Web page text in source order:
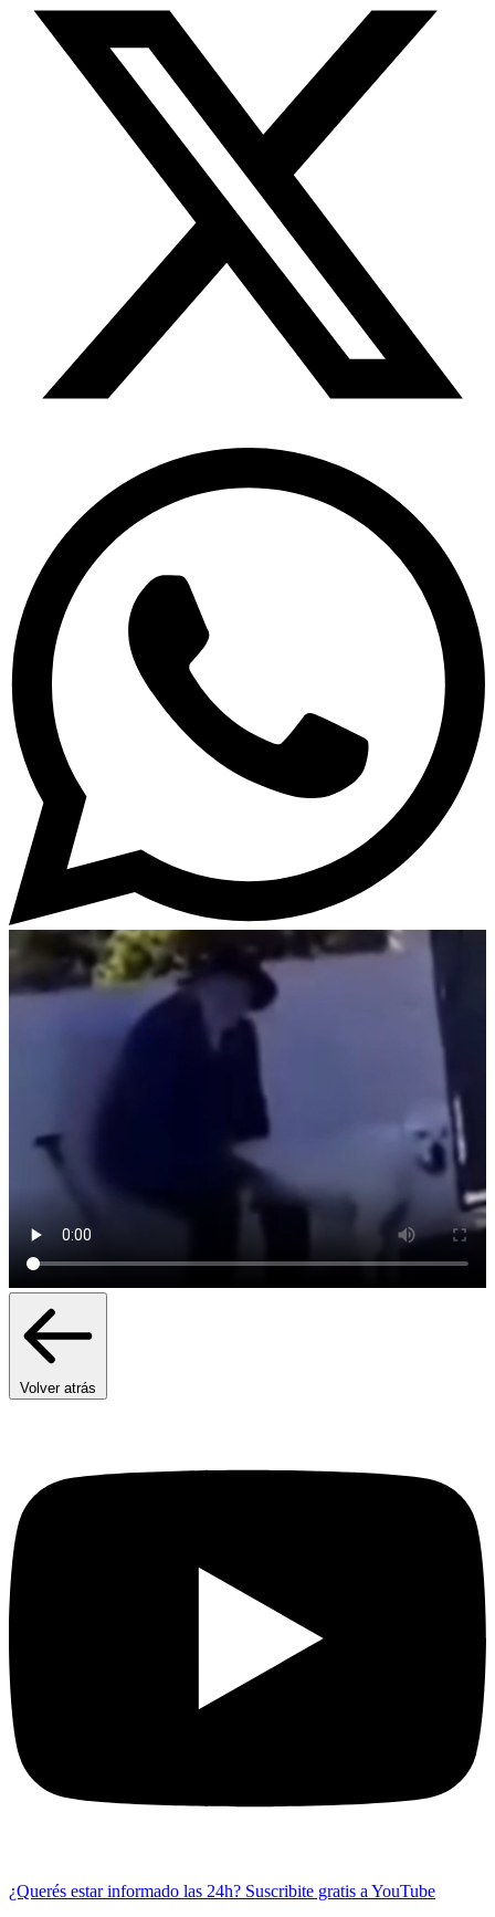
Volver atrás
¿Querés estar informado las 24h? Suscribite gratis a YouTube